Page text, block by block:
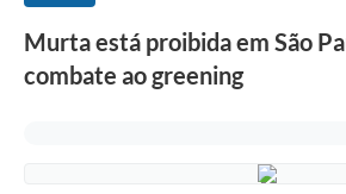
Murta está proibida em São
combate ao greening